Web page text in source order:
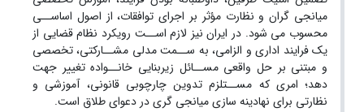
میانجی گران و نظارت مؤثر بر اجرای توافقات، از اصول اساســی
محسوب می شود. در ایران نیز لازم اســت رویکرد نظام قضایی از
یک فرایند اداری و الزامی، به ســمت مدلی مشــارکتی، تخصصی
و مبتنی بر حل واقعی مســائل زیربنایی خانــواده تغییر جهت
دهد؛ امری که مســتلزم تدوین چارچوبی قانونی، آموزشی و
نظارتی برای نهادینه سازی میانجی گری در دعوای طلاق است.